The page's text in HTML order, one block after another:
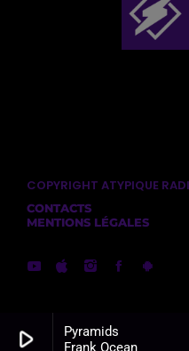
play_arrow
Pyramids
Frank Ocean
COPYRIGHT ATYPIQUE
CONTACTS
MENTIONS LÉGALES